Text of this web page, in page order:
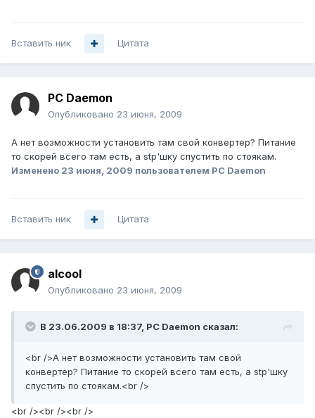
Вставить ник Цитата
PC Daemon
Опубликовано 23 июня, 2009
А нет возможности установить там свой конвертер? Питание
то скорей всего там есть, а stp'шку спустить по стоякам.
Изменено 23 июня, 2009 пользователем PC Daemon
Вставить ник Цитата
alcool
Опубликовано 23 июня, 2009
В 23.06.2009 в 18:37, PC Daemon сказал:
<br />А нет возможности установить там свой
конвертер? Питание то скорей всего там есть, а stp'шку
спустить по стоякам.<br />
<br /><br /><br />